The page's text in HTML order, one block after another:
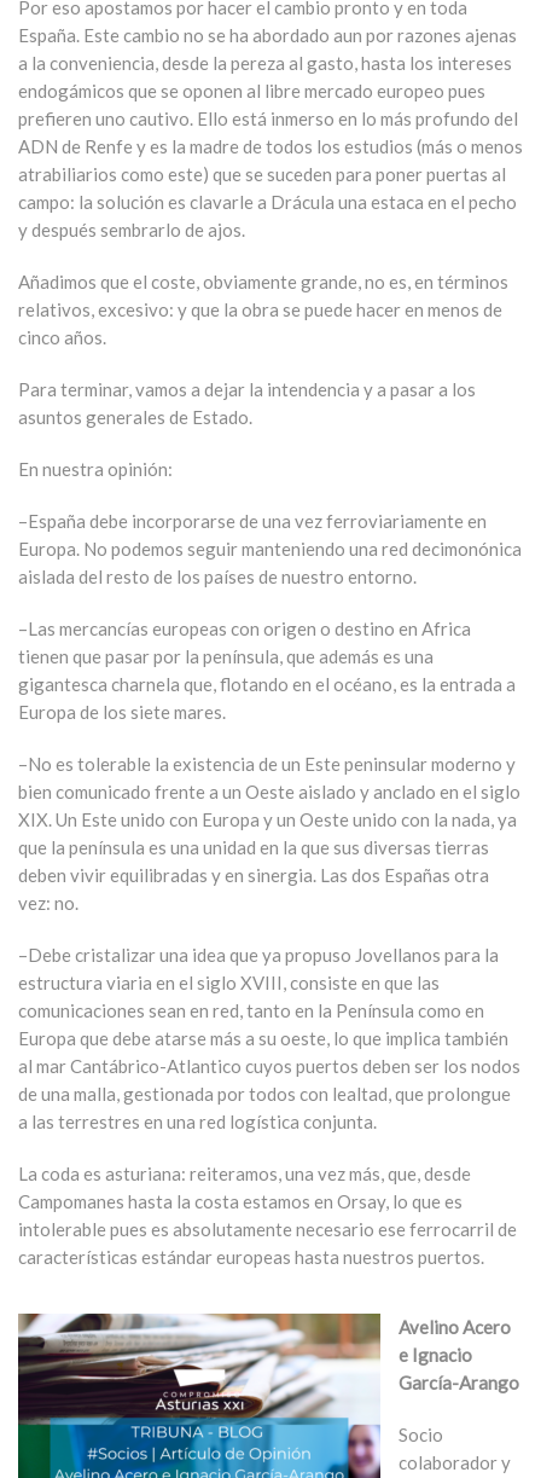
Por eso apostamos por hacer el cambio pronto y en toda
España. Este cambio no se ha abordado aun por razones ajenas
a la conveniencia, desde la pereza al gasto, hasta los intereses
endogámicos que se oponen al libre mercado europeo pues
prefieren uno cautivo. Ello está inmerso en lo más profundo del
ADN de Renfe y es la madre de todos los estudios (más o menos
atrabiliarios como este) que se suceden para poner puertas al
campo: la solución es clavarle a Drácula una estaca en el pecho
y después sembrarlo de ajos.
Añadimos que el coste, obviamente grande, no es, en términos
relativos, excesivo: y que la obra se puede hacer en menos de
cinco años.
Para terminar, vamos a dejar la intendencia y a pasar a los
asuntos generales de Estado.
En nuestra opinión:
–España debe incorporarse de una vez ferroviariamente en
Europa. No podemos seguir manteniendo una red decimonónica
aislada del resto de los países de nuestro entorno.
–Las mercancías europeas con origen o destino en Africa
tienen que pasar por la península, que además es una
gigantesca charnela que, flotando en el océano, es la entrada a
Europa de los siete mares.
–No es tolerable la existencia de un Este peninsular moderno y
bien comunicado frente a un Oeste aislado y anclado en el siglo
XIX. Un Este unido con Europa y un Oeste unido con la nada, ya
que la península es una unidad en la que sus diversas tierras
deben vivir equilibradas y en sinergia. Las dos Españas otra
vez: no.
–Debe cristalizar una idea que ya propuso Jovellanos para la
estructura viaria en el siglo XVIII, consiste en que las
comunicaciones sean en red, tanto en la Península como en
Europa que debe atarse más a su oeste, lo que implica también
al mar Cantábrico-Atlantico cuyos puertos deben ser los nodos
de una malla, gestionada por todos con lealtad, que prolongue
a las terrestres en una red logística conjunta.
La coda es asturiana: reiteramos, una vez más, que, desde
Campomanes hasta la costa estamos en Orsay, lo que es
intolerable pues es absolutamente necesario ese ferrocarril de
características estándar europeas hasta nuestros puertos.
Avelino Acero
e Ignacio
García-Arango
Socio
colaborador y